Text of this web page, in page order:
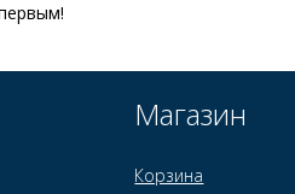
Магазин
Корзина